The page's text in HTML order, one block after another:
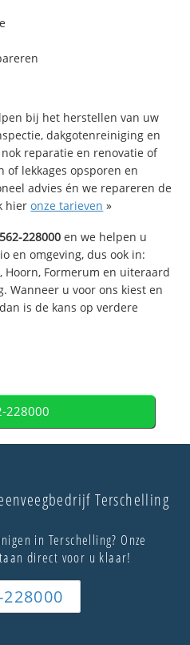
bij het herstellen van uw
dakgotenreiniging en
reparatie en renovatie of
of lekkages opsporen en
advies én we repareren de
hieronze tarieven »
228000 en we helpen u
en omgeving, dus ook in:
Hoorn, Formerum en uiteraard
Wanneer u voor ons kiest en
is de kans op verdere
228000
Terschelling
in Terschelling? Onze
direct voor u klaar!